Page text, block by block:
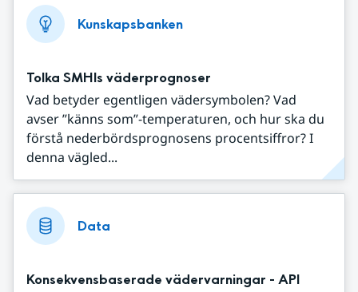
Kunskapsbanken
Tolka SMHIs väderprognoser
Vad betyder egentligen vädersymbolen? Vad
avser ”känns som”-temperaturen, och hur ska du
förstå nederbördsprognosens procentsiffror? I
denna vägled...
Data
Konsekvensbaserade vädervarningar - API